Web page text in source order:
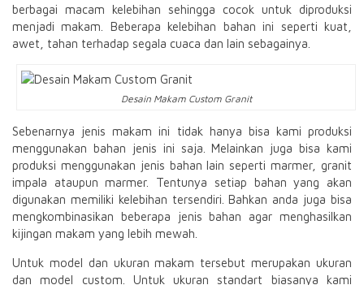
berbagai macam kelebihan sehingga cocok untuk diproduksi
menjadi makam. Beberapa kelebihan bahan ini seperti kuat,
awet, tahan terhadap segala cuaca dan lain sebagainya.
Desain Makam Custom Granit
Sebenarnya jenis makam ini tidak hanya bisa kami produksi
menggunakan bahan jenis ini saja. Melainkan juga bisa kami
produksi menggunakan jenis bahan lain seperti marmer, granit
impala ataupun marmer. Tentunya setiap bahan yang akan
digunakan memiliki kelebihan tersendiri. Bahkan anda juga bisa
mengkombinasikan beberapa jenis bahan agar menghasilkan
kijingan makam yang lebih mewah.
Untuk model dan ukuran makam tersebut merupakan ukuran
dan model custom. Untuk ukuran standart biasanya kami